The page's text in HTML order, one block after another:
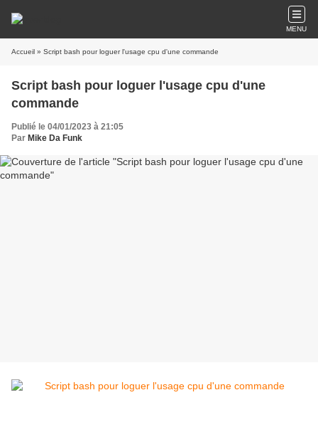
MENU
Accueil » Script bash pour loguer l'usage cpu d'une commande
Script bash pour loguer l'usage cpu d'une
commande
Publié le 04/01/2023 à 21:05
Par Mike Da Funk